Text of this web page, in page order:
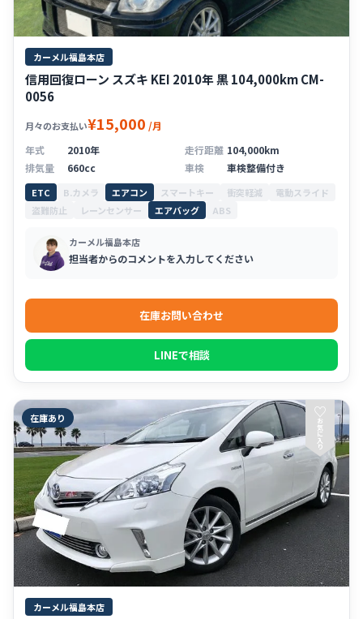
カーメル福島本店
信用回復ローン スズキ KEI 2010年 黒 104,000km CM-
0056
月々のお支払い¥15,000 /月
年式
2010年 走行距離 104,000km
排気量
660cc 車検 車検整備付き
ETC B.カメラ エアコン スマートキー 衝突軽減
電動スライド
盗難防止
レーンセンサー エアバッグ ABS
カーメル福島本店
担当者からのコメントを入力してください
在庫お問い合わせ
LINEで相談
在庫あり ♡
お
気
に
入
り
カーメル福島本店